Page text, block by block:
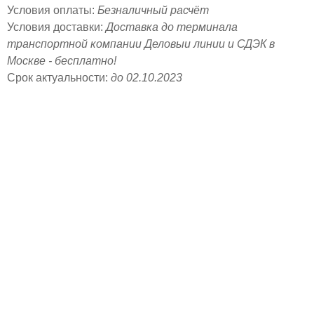
Условия оплаты: Безналичный расчёт
Условия доставки:Доставка до терминала
транспортной компании Деловыи линии и СДЭК в
Москве - бесплатно!
Срок актуальности: до 02.10.2023